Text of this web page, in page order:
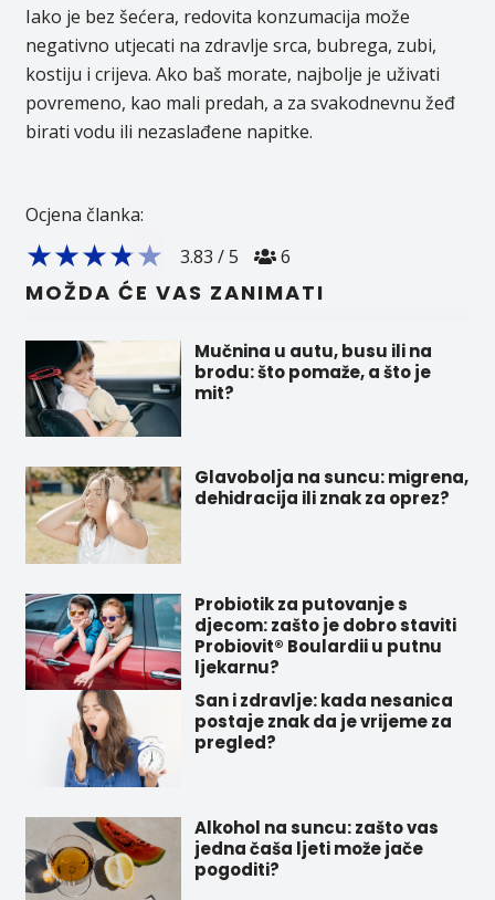
Iako je bez šećera, redovita konzumacija može
negativno utjecati na zdravlje srca, bubrega, zubi,
kostiju i crijeva. Ako baš morate, najbolje je uživati
povremeno, kao mali predah, a za svakodnevnu žeđ
birati vodu ili nezaslađene napitke.
Ocjena članka:
★★★★★ 3.83 /5 6
MOŽDA ĆE VAS ZANIMATI
Mučnina u autu, busu ili na
brodu: što pomaže, a što je
mit?
Glavobolja na suncu: migrena,
dehidracija ili znak za oprez?
Probiotik za putovanje s
djecom: zašto je dobro staviti
Probiovit® Boulardii u putnu
ljekarnu?
San i zdravlje: kada nesanica
postaje znak da je vrijeme za
pregled?
Alkohol na suncu: zašto vas
jedna čaša ljeti može jače
pogoditi?